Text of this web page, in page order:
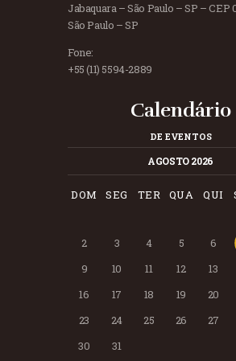
Jabaquara – São Paulo – SP – CEP
São Paulo – SP
Fone:
+55 (11) 5594-2889
Calendário
DE EVENTOS
AGOSTO 2026
DOM SEG TER QUA QUI
2
3 4 5 6
9
10 11 12 13
16
17 18 19 20
23
24 25 26 27
30
31